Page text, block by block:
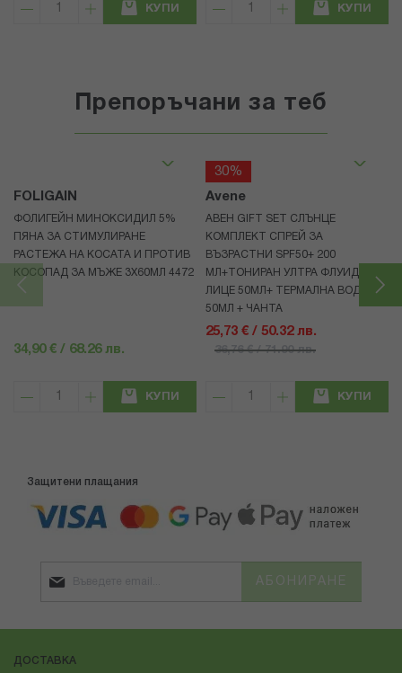
КУПИ КУПИ
Препоръчани за теб
FOLIGAIN
ФОЛИГЕЙН МИНОКСИДИЛ 5%
ПЯНА ЗА СТИМУЛИРАНЕ
РАСТЕЖА НА КОСАТА И ПРОТИВ
КОСОПАД ЗА МЪЖЕ 3X60МЛ 4472
34,90 € / 68.26 лв.
КУПИ
30%
Avene
АВЕН GIFT SET СЛЪНЦЕ
КОМПЛЕКТ СПРЕЙ ЗА
ВЪЗРАСТНИ SPF50+ 200
МЛ+ТОНИРАН УЛТРА ФЛУИД ЗА
ЛИЦЕ 50МЛ+ ТЕРМАЛНА ВОДА
50МЛ + ЧАНТА
25,73 € / 50.32 лв.
36,76 € / 71.90 лв.
КУПИ
Защитени плащания
АБОНИРАНЕ
ДОСТАВКА